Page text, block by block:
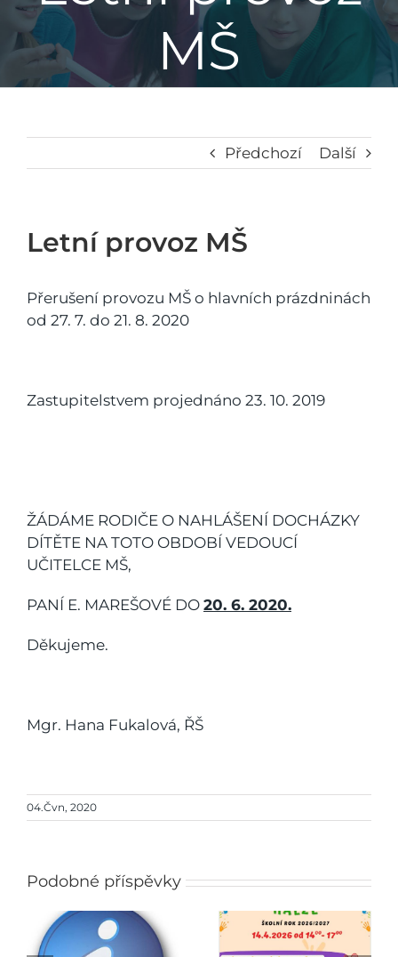
Základní škola
Mateřská škola
Napsali o nás
MŠ
Předchozí Další
Letní provoz MŠ
Přerušení provozu MŠ o hlavních prázdninách
od 27. 7. do 21. 8. 2020
Zastupitelstvem projednáno 23. 10. 2019
ŽÁDÁME RODIČE O NAHLÁŠENÍ DOCHÁZKY
DÍTĚTE NA TOTO OBDOBÍ VEDOUCÍ
UČITELCE MŠ,
PANÍ E. MAREŠOVÉ DO 20. 6. 2020.
Děkujeme.
Mgr. Hana Fukalová, ŘŠ
04.Čvn, 2020
Podobné příspěvky